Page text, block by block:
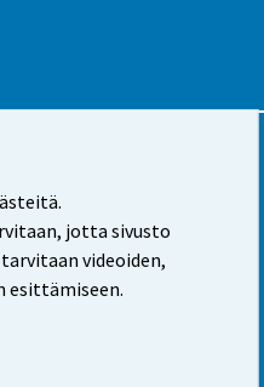
jotta sivusto
videoiden,
esittämiseen.